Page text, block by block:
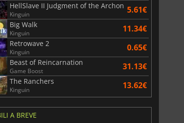
HellSlave II Judgment of the Archon
Kinguin 5.61€
Big Walk
Kinguin 11.34€
Retrowave 2
Kinguin 0.65€
Beast of Reincarnation
Game Boost 31.13€
The Ranchers
Kinguin 13.62€
A BREVE